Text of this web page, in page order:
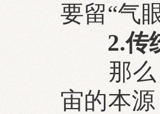
要留“气
2.传
那
宙的本